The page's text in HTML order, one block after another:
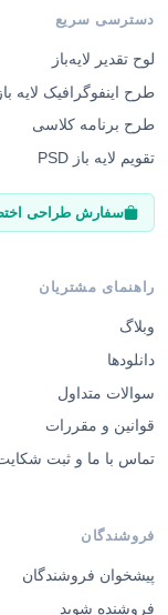
لوح تقدیر لایه‌باز
طرح اینفوگرافیک لایه باز
طرح برنامه کلاسی
تقویم لایه باز PSD
وبلاگ
دانلودها
سوالات متداول
قوانین و مقررات
تماس با ما و ثبت شکایت
پیشخوان فروشندگان
فروشنده شوید
قوانین فروش و کمیسیون